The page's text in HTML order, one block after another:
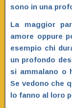
sono in una
La maggior
amore oppure
esempio chi
un profondo
si ammalano o
Se vedono che
lo fanno al loro